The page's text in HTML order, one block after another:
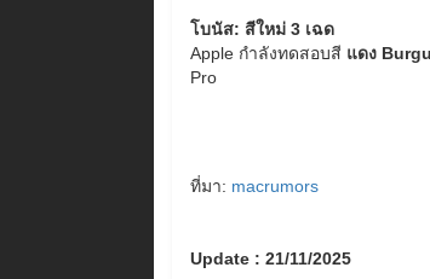
โบนัส: สีใหม่ 3 เฉด
Apple กำลังทดสอบสี แดง
Pro
ที่มา: macrumors
Update : 21/11/2025